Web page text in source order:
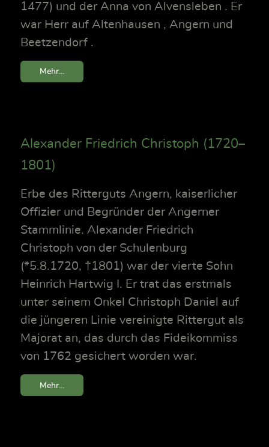
1477) und der Anna von Alvensleben . Er
war Herr auf Altenhausen , Angern und
Beetzendorf .
Mehr...
Alexander Friedrich Christoph (1720–
1801)
Erbe des Ritterguts Angern, kaiserlicher
Offizier und Begründer der Angerner
Stammlinie. Alexander Friedrich
Christoph von der Schulenburg
(*5.8.1720, †1801) war der vierte Sohn
Heinrich Hartwig I. Er trat das erstmals
unter seinem Onkel Christoph Daniel auf
die jüngeren Linie vereinigte Rittergut als
Majorat an, das durch das Fideikommiss
von 1762 gesichert worden war.
Mehr...